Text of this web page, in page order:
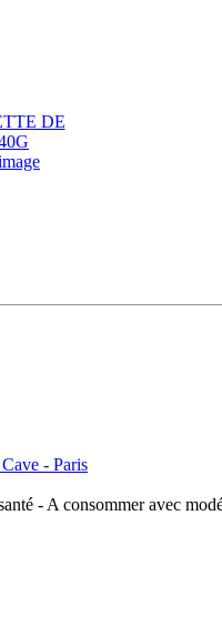
- Paris
- A consommer avec